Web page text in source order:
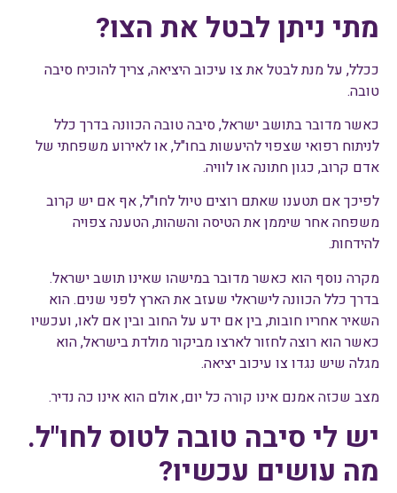
מתי ניתן לבטל את הצו?
ככלל, על מנת לבטל את צו עיכוב היציאה, צריך להוכיח סיבה
טובה.
כאשר מדובר בתושב ישראל, סיבה טובה הכוונה בדרך כלל
לניתוח רפואי שצפוי להיעשות בחו"ל, או לאירוע משפחתי של
אדם קרוב, כגון חתונה או לוויה.
לפיכך אם תטענו שאתם רוצים טיול לחו"ל, אף אם יש קרוב
משפחה אחר שיממן את הטיסה והשהות, הטענה צפויה
להידחות.
מקרה נוסף הוא כאשר מדובר במישהו שאינו תושב ישראל.
בדרך כלל הכוונה לישראלי שעזב את הארץ לפני שנים. הוא
השאיר אחריו חובות, בין אם ידע על החוב ובין אם לאו, ועכשיו
כאשר הוא רוצה לחזור לארצו מביקור מולדת בישראל, הוא
מגלה שיש נגדו צו עיכוב יציאה.
מצב שכזה אמנם אינו קורה כל יום, אולם הוא אינו כה נדיר.
יש לי סיבה טובה לטוס לחו"ל.
מה עושים עכשיו?